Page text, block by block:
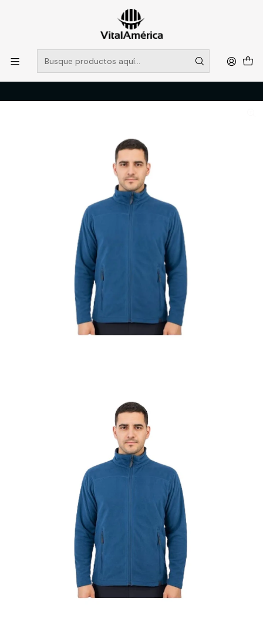
POR SISTEMA FRONTAL SOLO RETIROS EN TIENDA, DESDE
MUCHAS GRACIAS +569 5956 2237
Leer más
Catálogo
VESTIMENTA TECNICA Y CORPORATIVA
POLERONES Y CHAQUETAS
POLAR HW PETROHUE AZUL L